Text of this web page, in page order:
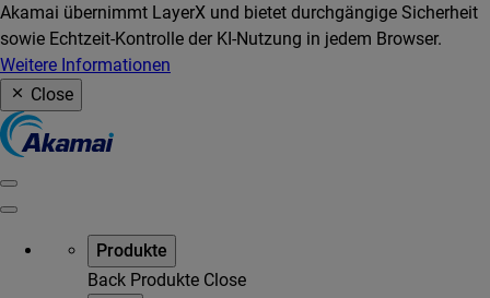
Akamai übernimmt LayerX und bietet durchgängige Sicherheit
sowie Echtzeit-Kontrolle der KI-Nutzung in jedem Browser.
Weitere Informationen
Close
Produkte
Back Produkte Close